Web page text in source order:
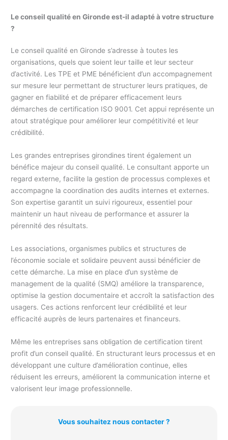
Le conseil qualité en Gironde est-il adapté à votre structure
?
Le conseil qualité en Gironde s’adresse à toutes les
organisations, quels que soient leur taille et leur secteur
d’activité. Les TPE et PME bénéficient d’un accompagnement
sur mesure leur permettant de structurer leurs pratiques, de
gagner en fiabilité et de préparer efficacement leurs
démarches de certification ISO 9001. Cet appui représente un
atout stratégique pour améliorer leur compétitivité et leur
crédibilité.
Les grandes entreprises girondines tirent également un
bénéfice majeur du conseil qualité. Le consultant apporte un
regard externe, facilite la gestion de processus complexes et
accompagne la coordination des audits internes et externes.
Son expertise garantit un suivi rigoureux, essentiel pour
maintenir un haut niveau de performance et assurer la
pérennité des résultats.
Les associations, organismes publics et structures de
l’économie sociale et solidaire peuvent aussi bénéficier de
cette démarche. La mise en place d’un système de
management de la qualité (SMQ) améliore la transparence,
optimise la gestion documentaire et accroît la satisfaction des
usagers. Ces actions renforcent leur crédibilité et leur
efficacité auprès de leurs partenaires et financeurs.
Même les entreprises sans obligation de certification tirent
profit d’un conseil qualité. En structurant leurs processus et en
développant une culture d’amélioration continue, elles
réduisent les erreurs, améliorent la communication interne et
valorisent leur image professionnelle.
Vous souhaitez nous contacter ?